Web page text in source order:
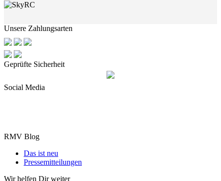
Unsere Zahlungsarten
Geprüfte Sicherheit
Social Media
RMV Blog
Das ist neu
Pressemitteilungen
Wir helfen Dir weiter